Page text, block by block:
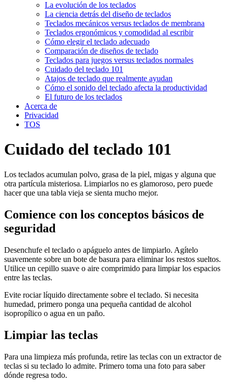
La evolución de los teclados
La ciencia detrás del diseño de teclados
Teclados mecánicos versus teclados de membrana
Teclados ergonómicos y comodidad al escribir
Cómo elegir el teclado adecuado
Comparación de diseños de teclado
Teclados para juegos versus teclados normales
Cuidado del teclado 101
Atajos de teclado que realmente ayudan
Cómo el sonido del teclado afecta la productividad
El futuro de los teclados
Acerca de
Privacidad
TOS
Cuidado del teclado 101
Los teclados acumulan polvo, grasa de la piel, migas y alguna que
otra partícula misteriosa. Limpiarlos no es glamoroso, pero puede
hacer que una tabla vieja se sienta mucho mejor.
Comience con los conceptos básicos de
seguridad
Desenchufe el teclado o apáguelo antes de limpiarlo. Agítelo
suavemente sobre un bote de basura para eliminar los restos sueltos.
Utilice un cepillo suave o aire comprimido para limpiar los espacios
entre las teclas.
Evite rociar líquido directamente sobre el teclado. Si necesita
humedad, primero ponga una pequeña cantidad de alcohol
isopropílico o agua en un paño.
Limpiar las teclas
Para una limpieza más profunda, retire las teclas con un extractor de
teclas si su teclado lo admite. Primero toma una foto para saber
dónde regresa todo.